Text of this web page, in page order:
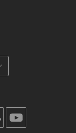
soundcloud